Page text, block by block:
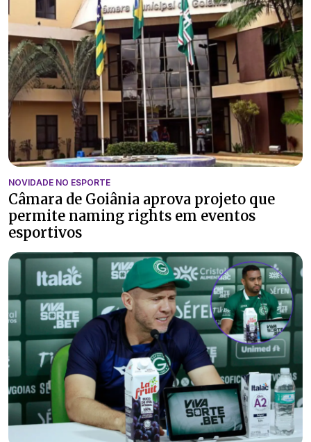
NOVIDADE NO ESPORTE
Câmara de Goiânia aprova projeto que
permite naming rights em eventos
esportivos